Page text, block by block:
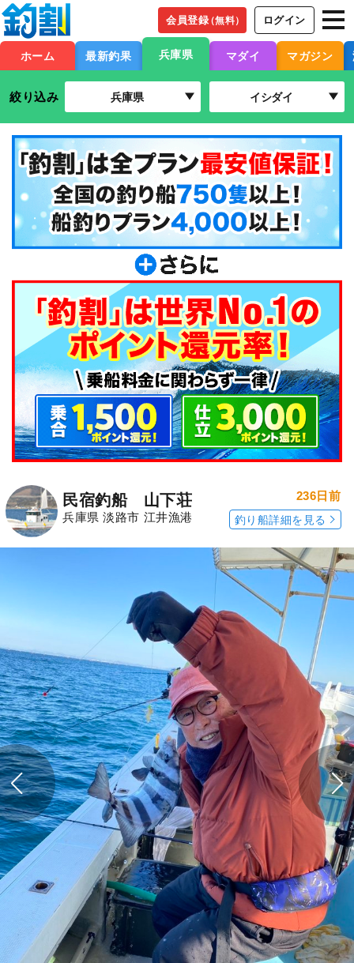
会員登録（無料） ログイン
ホーム 最新釣果 兵庫県 マダイ マガジン
絞り込み 兵庫県 イシダイ
民宿釣船 山下荘
兵庫県 淡路市 江井漁港
236日前
釣り船詳細を見る